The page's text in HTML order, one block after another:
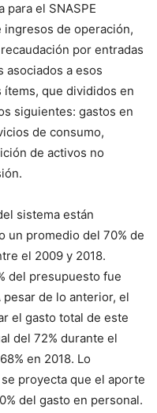
para el SNASPE
de operación,
por entradas
asociados a esos
que divididos en
siguientes: gastos en
de consumo,
de activos no
sistema están
un promedio del 70% de
el 2009 y 2018.
del presupuesto fue
de lo anterior, el
el gasto total de este
del 72% durante el
en 2018. Lo
proyecta que el aporte
del gasto en personal.